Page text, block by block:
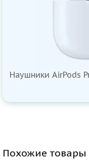
Наушники AirPods
Похожие товары